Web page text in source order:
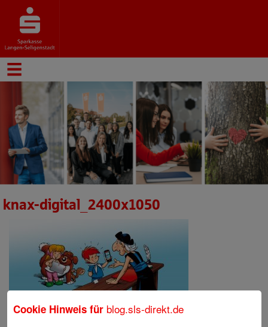
knax-digital_2400x1050
Cookie Hinweis für blog.sls-direkt.de